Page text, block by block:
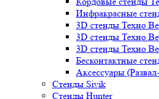
Инфракрасные
3D стенды Техно
3D стенды Техно
3D стенды Техно
Бесконтактные
Аксессуары
Стенды Sivik
Стенды Hunter